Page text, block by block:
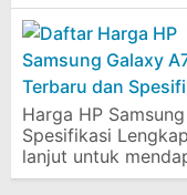
Harga HP
Spesifikasi
lanjut untuk